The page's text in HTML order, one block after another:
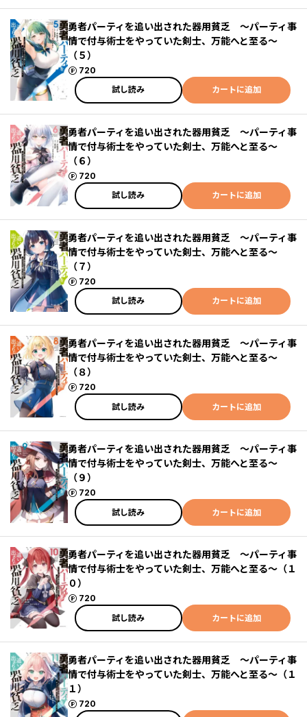
勇者パーティを追い出された器用貧乏 ～パーティ事
情で付与術士をやっていた剣士、万能へと至る～
（５）
720
ポイント
試し読み
カートに追加
勇者パーティを追い出された器用貧乏 ～パーティ事
情で付与術士をやっていた剣士、万能へと至る～
（６）
720
ポイント
試し読み
カートに追加
勇者パーティを追い出された器用貧乏 ～パーティ事
情で付与術士をやっていた剣士、万能へと至る～
（７）
720
ポイント
試し読み
カートに追加
勇者パーティを追い出された器用貧乏 ～パーティ事
情で付与術士をやっていた剣士、万能へと至る～
（８）
720
ポイント
試し読み
カートに追加
勇者パーティを追い出された器用貧乏 ～パーティ事
情で付与術士をやっていた剣士、万能へと至る～
（９）
720
ポイント
試し読み
カートに追加
勇者パーティを追い出された器用貧乏 ～パーティ事
情で付与術士をやっていた剣士、万能へと至る～（１
０）
720
ポイント
試し読み
カートに追加
勇者パーティを追い出された器用貧乏 ～パーティ事
情で付与術士をやっていた剣士、万能へと至る～（１
１）
720
ポイント